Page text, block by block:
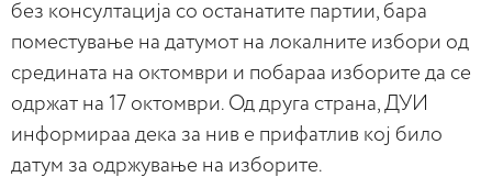
без консултација со останатите партии, бара
поместување на датумот на локалните избори од
средината на октомври и побараа изборите да се
одржат на 17 октомври. Од друга страна, ДУИ
информираа дека за нив е прифатлив кој било
датум за одржување на изборите.